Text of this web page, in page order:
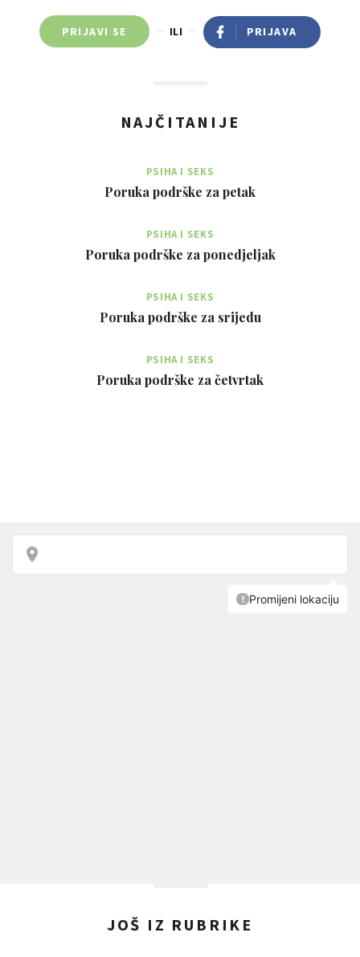
PRIJAVI SE ILI PRIJAVA
NAJČITANIJE
PSIHA I SEKS
Poruka podrške za petak
PSIHA I SEKS
Poruka podrške za ponedjeljak
PSIHA I SEKS
Poruka podrške za srijedu
PSIHA I SEKS
Poruka podrške za četvrtak
JOŠ IZ RUBRIKE